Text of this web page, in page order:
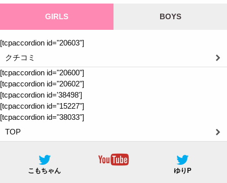
GIRLS BOYS
[tcpaccordion id="20603"]
クチコミ
[tcpaccordion id="20600"]
[tcpaccordion id="20602"]
[tcpaccordion id='38498']
[tcpaccordion id="15227"]
[tcpaccordion id="38033"]
TOP
こもちゃん ゆりP